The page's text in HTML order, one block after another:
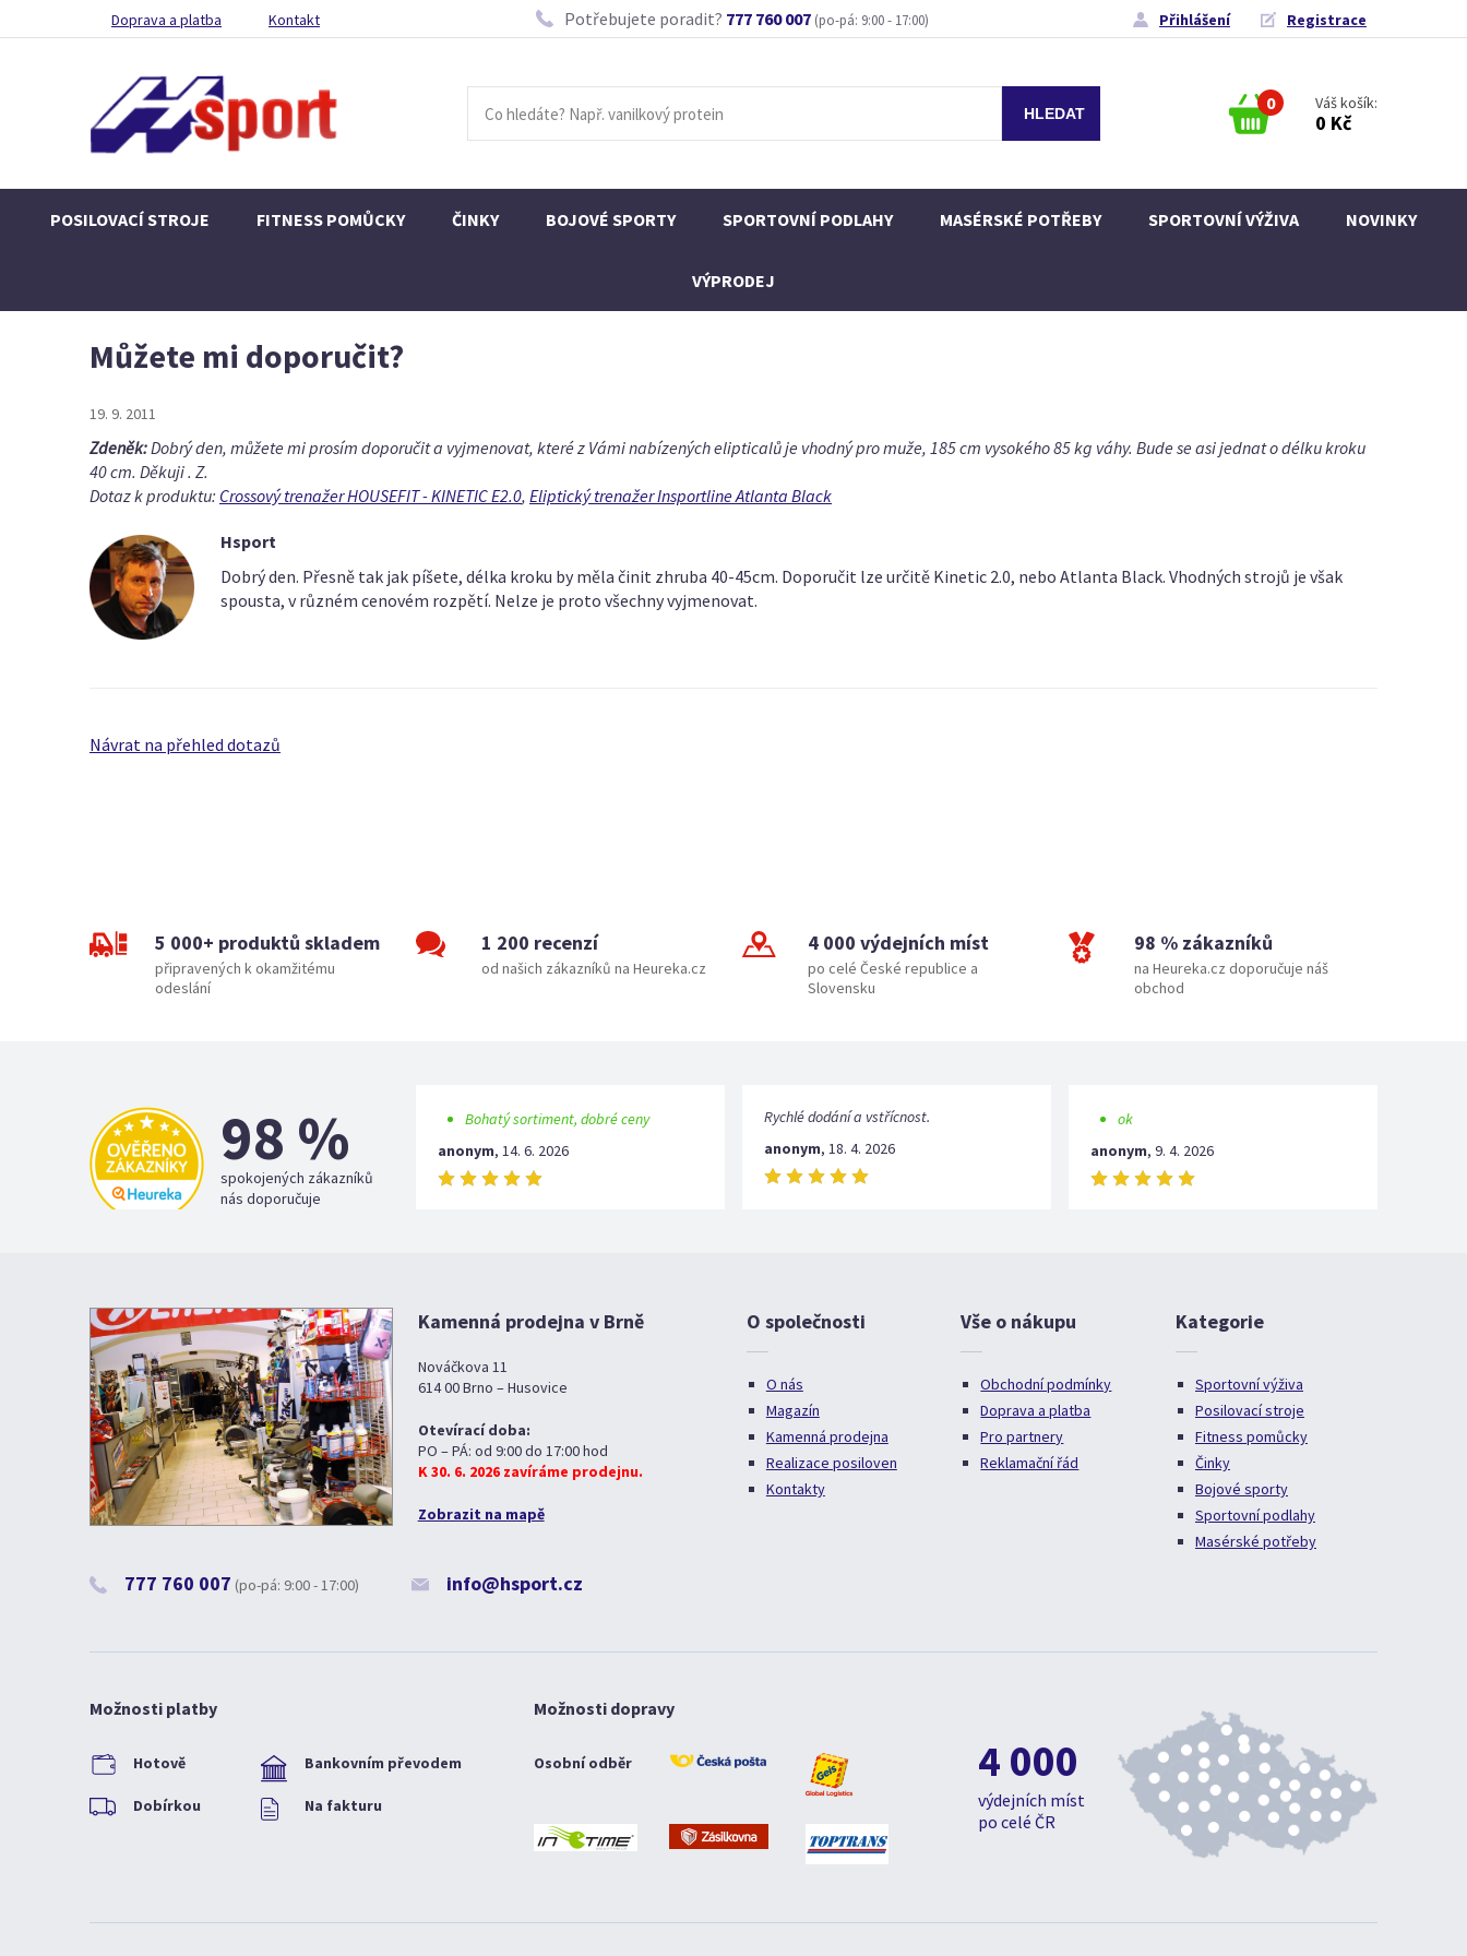
Doprava a platba Kontakt Potřebujete poradit? 777 760 007 (po-pá: 9:00 - 17:00) Přihlášení Registrace
0 Váš košík:
0 Kč
POSILOVACÍ STROJE FITNESS POMŮCKY ČINKY BOJOVÉ SPORTY SPORTOVNÍ PODLAHY MASÉRSKÉ POTŘEBY SPORTOVNÍ VÝŽIVA NOVINKY
VÝPRODEJ
Můžete mi doporučit?
19. 9. 2011
Zdeněk:Dobrý den, můžete mi prosím doporučit a vyjmenovat, které z Vámi nabízených elipticalů je vhodný pro muže, 185 cm vysokého 85 kg váhy. Bude se asi jednat o délku kroku
40 cm. Děkuji . Z.
Dotaz k produktu: Crossový trenažer HOUSEFIT - KINETIC E2.0, Eliptický trenažer Insportline Atlanta Black
Hsport
Dobrý den. Přesně tak jak píšete, délka kroku by měla činit zhruba 40-45cm. Doporučit lze určitě Kinetic 2.0, nebo Atlanta Black. Vhodných strojů je však
spousta, v různém cenovém rozpětí. Nelze je proto všechny vyjmenovat.
Návrat na přehled dotazů
5 000+ produktů skladem
připravených k okamžitému
odeslání
1 200 recenzí
od našich zákazníků na Heureka.cz
4 000 výdejních míst
po celé České republice a
Slovensku
98 % zákazníků
na Heureka.cz doporučuje náš
obchod
98 %
spokojených zákazníků
nás doporučuje
Bohatý sortiment, dobré ceny
anonym, 14. 6. 2026
Rychlé dodání a vstřícnost.
anonym, 18. 4. 2026
ok
anonym, 9. 4. 2026
Kamenná prodejna v Brně
Nováčkova 11
614 00 Brno – Husovice
Otevírací doba:
PO – PÁ: od 9:00 do 17:00 hod
K 30. 6. 2026 zavíráme prodejnu.
Zobrazit na mapě
777 760 007 (po-pá: 9:00 - 17:00) info@hsport.cz
O společnosti
O nás
Magazín
Kamenná prodejna
Realizace posiloven
Kontakty
Vše o nákupu
Obchodní podmínky
Doprava a platba
Pro partnery
Reklamační řád
Kategorie
Sportovní výživa
Posilovací stroje
Fitness pomůcky
Činky
Bojové sporty
Sportovní podlahy
Masérské potřeby
Možnosti platby
Hotově Bankovním převodem
Dobírkou Na fakturu
Možnosti dopravy
Osobní odběr 4 000
výdejních míst
po celé ČR